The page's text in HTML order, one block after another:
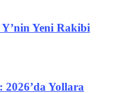
Yeni Rakibi
Yollara